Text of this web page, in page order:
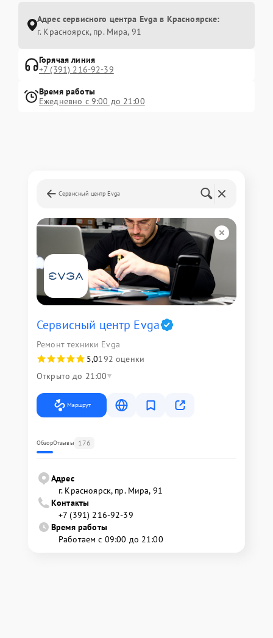
Адрес сервисного центра Evga в Красноярске:
г. Красноярск, ​пр. Мира, 91
Горячая линия
+7 (391) 216-92-39
Время работы
Ежедневно с 9:00 до 21:00
Сервисный центр Evga
Сервисный центр Evga
Ремонт техники Evga
5,0192 оценки
Открыто до 21:00
Маршрут
ОбзорОтзывы 176
Адрес
г. Красноярск, ​пр. Мира, 91
Контакты
+7 (391) 216-92-39
Время работы
Работаем с 09:00 до 21:00